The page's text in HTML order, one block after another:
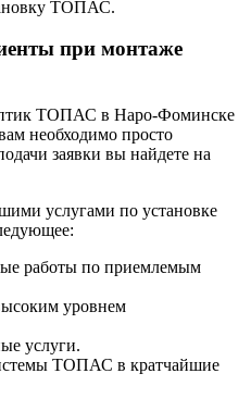
ТОПАС.
при монтаже
ТОПАС в Наро-Фоминске
необходимо просто
заявки вы найдете на
услугами по установке
работы по приемлемым
уровнем
услуги.
ТОПАС в кратчайшие